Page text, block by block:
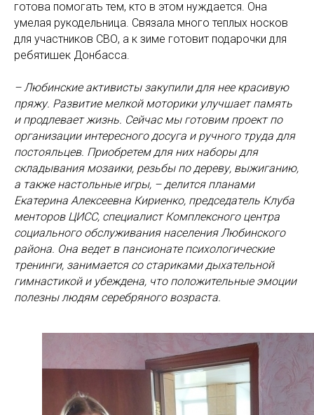
готова помогать тем, кто в этом нуждается. Она
умелая рукодельница. Связала много теплых носков
для участников СВО, а к зиме готовит подарочки для
ребятишек Донбасса.
– Любинские активисты закупили для нее красивую
пряжу. Развитие мелкой моторики улучшает память
и продлевает жизнь. Сейчас мы готовим проект по
организации интересного досуга и ручного труда для
постояльцев. Приобретем для них наборы для
складывания мозаики, резьбы по дереву, выжиганию,
а также настольные игры, – делится планами
Екатерина Алексеевна Кириенко, председатель Клуба
менторов ЦИСС, специалист Комплексного центра
социального обслуживания населения Любинского
района. Она ведет в пансионате психологические
тренинги, занимается со стариками дыхательной
гимнастикой и убеждена, что положительные эмоции
полезны людям серебряного возраста.